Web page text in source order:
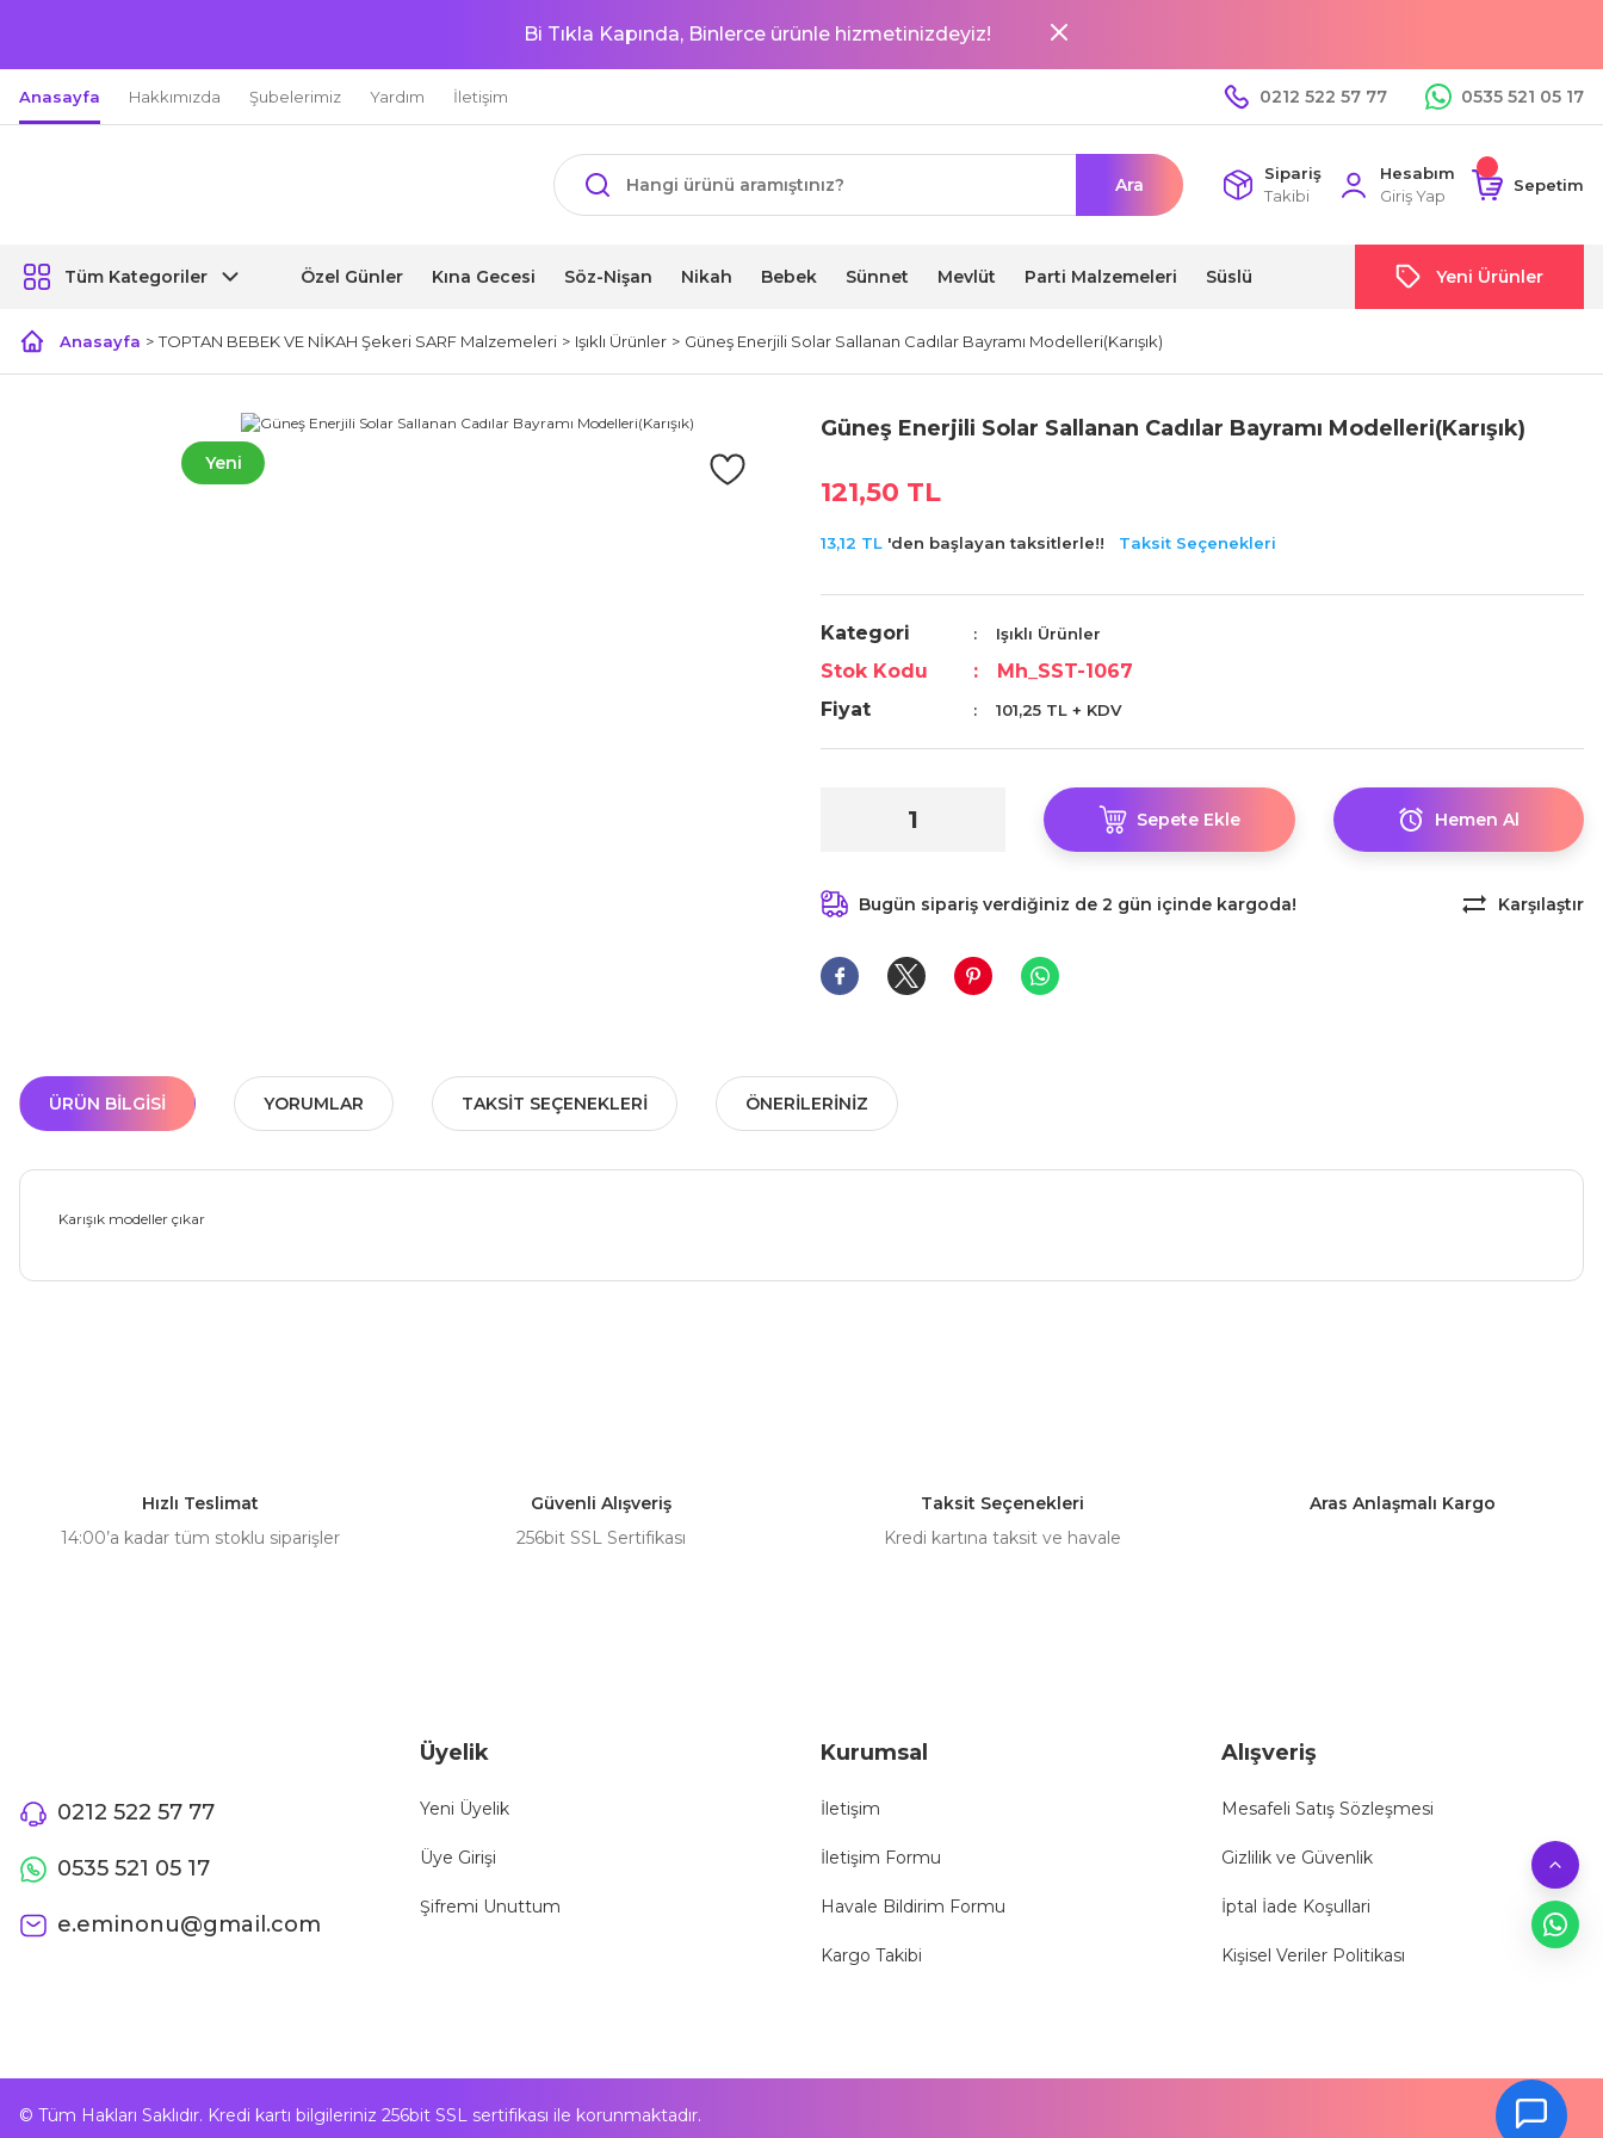
Bi Tıkla Kapında, Binlerce ürünle hizmetinizdeyiz!
Anasayfa Hakkımızda Şubelerimiz Yardım İletişim 0212 522 57 77 0535 521 05 17
Ara
Sipariş
Takibi
Hesabım
Giriş Yap
Sepetim
Tüm Kategoriler Özel Günler Kına Gecesi Söz-Nişan Nikah Bebek Sünnet Mevlüt Parti Malzemeleri Süslü Yeni Ürünler
Anasayfa TOPTAN BEBEK VE NİKAH Şekeri SARF Malzemeleri Işıklı Ürünler Güneş Enerjili Solar Sallanan Cadılar Bayramı Modelleri(Karışık)
Yeni
Güneş Enerjili Solar Sallanan Cadılar Bayramı Modelleri(Karışık)
121,50 TL
13,12 TL 'den başlayan taksitlerle!! Taksit Seçenekleri
Kategori Işıklı Ürünler
Stok Kodu
Mh_SST-1067
Fiyat
101,25 TL + KDV
Sepete Ekle Hemen Al
Bugün sipariş verdiğiniz de 2 gün içinde kargoda! Karşılaştır
ÜRÜN BILGISI YORUMLAR TAKSIT SEÇENEKLERI ÖNERILERINIZ
Karışık modeller çıkar
Ürün fiyatı diğer sitelerden daha pahalı.
Gönder
Hızlı Teslimat
14:00’a kadar tüm stoklu siparişler
Güvenli Alışveriş
256bit SSL Sertifikası
Taksit Seçenekleri
Kredi kartına taksit ve havale
Aras Anlaşmalı Kargo
0212 522 57 77
0535 521 05 17
e.eminonu@gmail.com
Üyelik
Yeni Üyelik
Üye Girişi
Şifremi Unuttum
Kurumsal
İletişim
İletişim Formu
Havale Bildirim Formu
Kargo Takibi
Alışveriş
Mesafeli Satış Sözleşmesi
Gizlilik ve Güvenlik
İptal İade Koşullari
Kişisel Veriler Politikası
© Tüm Hakları Saklıdır. Kredi kartı bilgileriniz 256bit SSL sertifikası ile korunmaktadır.